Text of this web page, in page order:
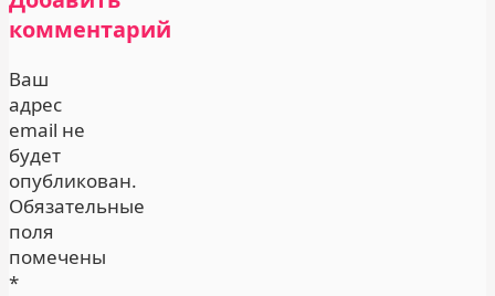
комментарий
Ваш
адрес
email не
будет
опубликован.
Обязательные
поля
помечены
*